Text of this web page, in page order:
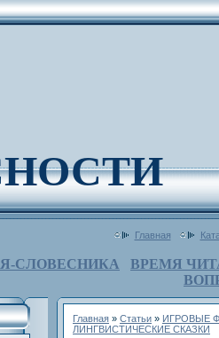
Главная
СЛОВЕСНИКА
ВРЕМЯ
Главная » Статьи » ИГРОВЫЕ
ЛИНГВИСТИЧЕСКИЕ СКАЗКИ